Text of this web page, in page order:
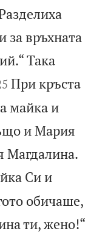
за връхната
Така
При кръста
майка и
и Мария
Магдалина.
Си и
обичаше,
ти, жено!“